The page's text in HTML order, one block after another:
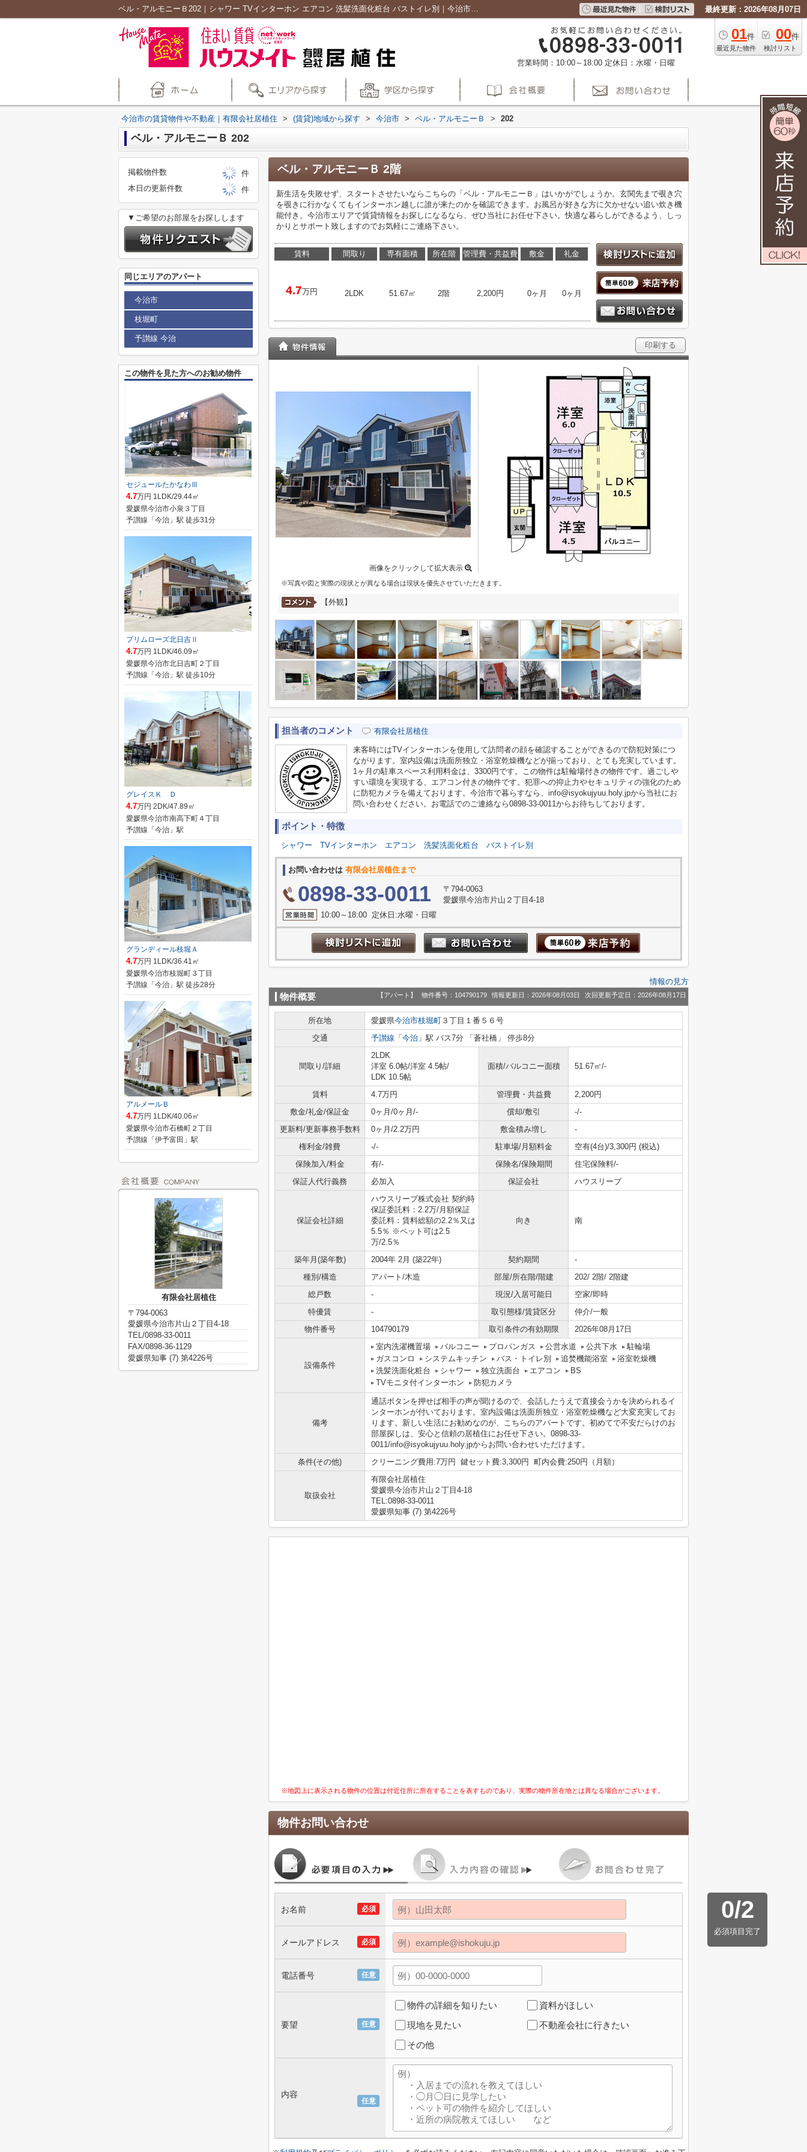
ベル・アルモニーＢ202｜シャワー TVインターホン エアコン 洗髪洗面化粧台 バストイレ別｜今治市の賃貸物件や不動産｜有限会社居植住 最終更新：2026年08月07日
01件
最近見た物件
00件
検討リスト
営業時間：10:00～18:00 定休日：水曜・日曜
今治市の賃貸物件や不動産｜有限会社居植住 > (賃貸)地域から探す > 今治市 > ベル・アルモニーＢ > 202
ベル・アルモニーＢ 202
ベル・アルモニーＢ 2階
新生活を失敗せず、スタートさせたいならこちらの「ベル・アルモニーＢ」はいかがでしょうか。玄関先まで覗き穴
を覗きに行かなくてもインターホン越しに誰が来たのかを確認できます。お風呂が好きな方に欠かせない追い炊き機
能付き。今治市エリアで賃貸情報をお探しになるなら、ぜひ当社にお任せ下さい。快適な暮らしができるよう、しっ
かりとサポート致しますのでお気軽にご連絡下さい。
賃料
4.7万円
間取り
2LDK
専有面積
51.67㎡
所在階
2階
管理費・共益費
2,200円
敷金
0ヶ月
礼金
0ヶ月
印刷する
画像をクリックして拡大表示
※写真や図と実際の現状とが異なる場合は現状を優先させていただきます。
【外観】
担当者のコメント 有限会社居植住
来客時にはTVインターホンを使用して訪問者の顔を確認することができるので防犯対策につ
ながります。室内設備は洗面所独立・浴室乾燥機などが揃っており、とても充実しています。
1ヶ月の駐車スペース利用料金は、3300円です。この物件は駐輪場付きの物件です。過ごしや
すい環境を実現する、エアコン付きの物件です。犯罪への抑止力やセキュリティの強化のため
に防犯カメラを備えております。今治市で暮らすなら、info@isyokujyuu.holy.jpから当社にお
問い合わせください。お電話でのご連絡なら0898-33-0011からお待ちしております。
ポイント・特徴
シャワー TVインターホン エアコン 洗髪洗面化粧台 バストイレ別
お問い合わせは 有限会社居植住まで
0898-33-0011
〒794-0063
愛媛県今治市片山２丁目4-18
10:00～18:00 定休日:水曜・日曜
情報の見方
物件概要 【アパート】 物件番号：104790179 情報更新日：2026年08月03日 次回更新予定日：2026年08月17日
所在地 愛媛県今治市枝堀町 ３丁目１番５６号
交通
予讃線 「 今治 」駅 バス7分 「蒼社橋」 停歩8分
間取り/詳細
2LDK
洋室 6.0帖/洋室 4.5帖/
LDK 10.5帖
面積/バルコニー面積 51.67㎡/-
賃料 4.7万円 管理費・共益費
2,200円
敷金/礼金/保証金
0ヶ月/0ヶ月/- 償却/敷引
-/-
更新料/更新事務手数料
0ヶ月/2.2万円 敷金積み増し
-
権利金/雑費
-/- 駐車場/月額料金
空有(4台)/3,300円 (税込)
保険加入/料金
有/- 保険名/保険期間
住宅保険料/-
保証人代行義務
必加入 保証会社 ハウスリーブ
保証会社詳細
ハウスリーブ株式会社 契約時
保証委託料：2.2万/月額保証
委託料：賃料総額の2.2％又は
5.5％ ※ペット可は2.5
万/2.5％
向き 南
築年月(築年数) 2004年 2月 (築22年) 契約期間
-
種別/構造
アパート/木造 部屋/所在階/階建
202/ 2階/ 2階建
総戸数
- 現況/入居可能日
空家/即時
特優賃
- 取引態様/賃貸区分
仲介/一般
物件番号
104790179 取引条件の有効期限 2026年08月17日
設備条件
室内洗濯機置場 バルコニー プロパンガス 公営水道 公共下水
駐輪場
ガスコンロ
システムキッチン バス・トイレ別 追焚機能浴室
浴室乾燥機
洗髪洗面化粧台
シャワー 独立洗面台 エアコン
BS
TVモニタ付インターホン
防犯カメラ
備考
通話ボタンを押せば相手の声が聞けるので、会話したうえで直接会うかを決められるイ
ンターホンが付いております。室内設備は洗面所独立・浴室乾燥機など大変充実してお
ります。新しい生活にお勧めなのが、こちらのアパートです。初めてで不安だらけのお
部屋探しは、安心と信頼の居植住にお任せ下さい。0898-33-
0011/info@isyokujyuu.holy.jpからお問い合わせいただけます。
条件(その他)
クリーニング費用:7万円 鍵セット費:3,300円 町内会費:250円（月額）
取扱会社
有限会社居植住
愛媛県今治市片山２丁目4-18
TEL:0898-33-0011
愛媛県知事 (7) 第4226号
※地図上に表示される物件の位置は付近住所に所在することを表すものであり、実際の物件所在地とは異なる場合がございます。
物件お問い合わせ
0/2
必須項目完了
必須
お名前
必須
メールアドレス
任意
電話番号
任意
要望
物件の詳細を知りたい
資料がほしい
現地を見たい
不動産会社に行きたい
その他
任意
内容
掲載物件数
件
本日の更新件数
件
▼ご希望のお部屋をお探しします
同じエリアのアパート
今治市
枝堀町
予讃線 今治
この物件を見た方へのお勧め物件
セジュールたかなわⅢ
4.7万円 1LDK/29.44㎡
愛媛県今治市小泉３丁目
予讃線「今治」駅 徒歩31分
プリムローズ北日吉Ⅱ
4.7万円 1LDK/46.09㎡
愛媛県今治市北日吉町２丁目
予讃線「今治」駅 徒歩10分
グレイスＫ Ｄ
4.7万円 2DK/47.89㎡
愛媛県今治市南高下町４丁目
予讃線「今治」駅
グランディール枝堀Ａ
4.7万円 1LDK/36.41㎡
愛媛県今治市枝堀町３丁目
予讃線「今治」駅 徒歩28分
アルメールＢ
4.7万円 1LDK/40.06㎡
愛媛県今治市石橋町２丁目
予讃線「伊予富田」駅
有限会社居植住
〒794-0063
愛媛県今治市片山２丁目4-18
TEL/0898-33-0011
FAX/0898-36-1129
愛媛県知事 (7) 第4226号